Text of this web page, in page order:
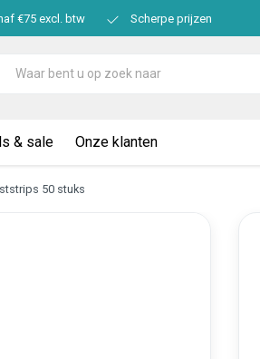
€75 excl. btw Scherpe prijzen
& sale Onze klanten
50 stuks